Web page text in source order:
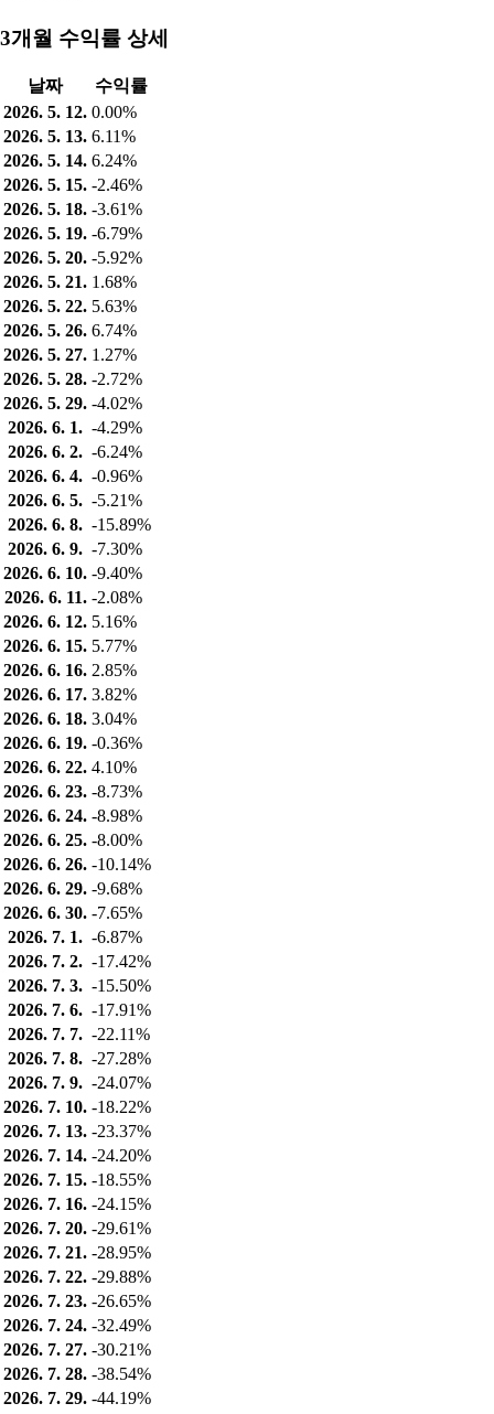
3개월 수익률 상세
날짜
수익률
2026. 5. 12. 0.00%
2026. 5. 13. 6.11%
2026. 5. 14. 6.24%
2026. 5. 15. -2.46%
2026. 5. 18. -3.61%
2026. 5. 19. -6.79%
2026. 5. 20. -5.92%
2026. 5. 21. 1.68%
2026. 5. 22. 5.63%
2026. 5. 26. 6.74%
2026. 5. 27. 1.27%
2026. 5. 28. -2.72%
2026. 5. 29. -4.02%
2026. 6. 1. -4.29%
2026. 6. 2. -6.24%
2026. 6. 4. -0.96%
2026. 6. 5. -5.21%
2026. 6. 8. -15.89%
2026. 6. 9. -7.30%
2026. 6. 10. -9.40%
2026. 6. 11. -2.08%
2026. 6. 12. 5.16%
2026. 6. 15. 5.77%
2026. 6. 16. 2.85%
2026. 6. 17. 3.82%
2026. 6. 18. 3.04%
2026. 6. 19. -0.36%
2026. 6. 22. 4.10%
2026. 6. 23. -8.73%
2026. 6. 24. -8.98%
2026. 6. 25. -8.00%
2026. 6. 26. -10.14%
2026. 6. 29. -9.68%
2026. 6. 30. -7.65%
2026. 7. 1. -6.87%
2026. 7. 2. -17.42%
2026. 7. 3. -15.50%
2026. 7. 6. -17.91%
2026. 7. 7. -22.11%
2026. 7. 8. -27.28%
2026. 7. 9. -24.07%
2026. 7. 10. -18.22%
2026. 7. 13. -23.37%
2026. 7. 14. -24.20%
2026. 7. 15. -18.55%
2026. 7. 16. -24.15%
2026. 7. 20. -29.61%
2026. 7. 21. -28.95%
2026. 7. 22. -29.88%
2026. 7. 23. -26.65%
2026. 7. 24. -32.49%
2026. 7. 27. -30.21%
2026. 7. 28. -38.54%
2026. 7. 29. -44.19%